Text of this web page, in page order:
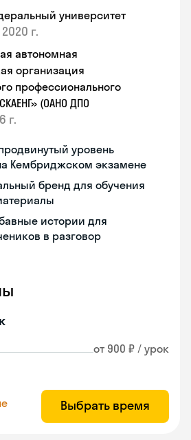
университет
2020 г.
автономная
организация
профессионального
(ОАНО ДПО
г.
уровень
Кембриджском экзамене
бренд для обучения
истории для
в разговор
от 900 ₽ / урок
Выбрать время